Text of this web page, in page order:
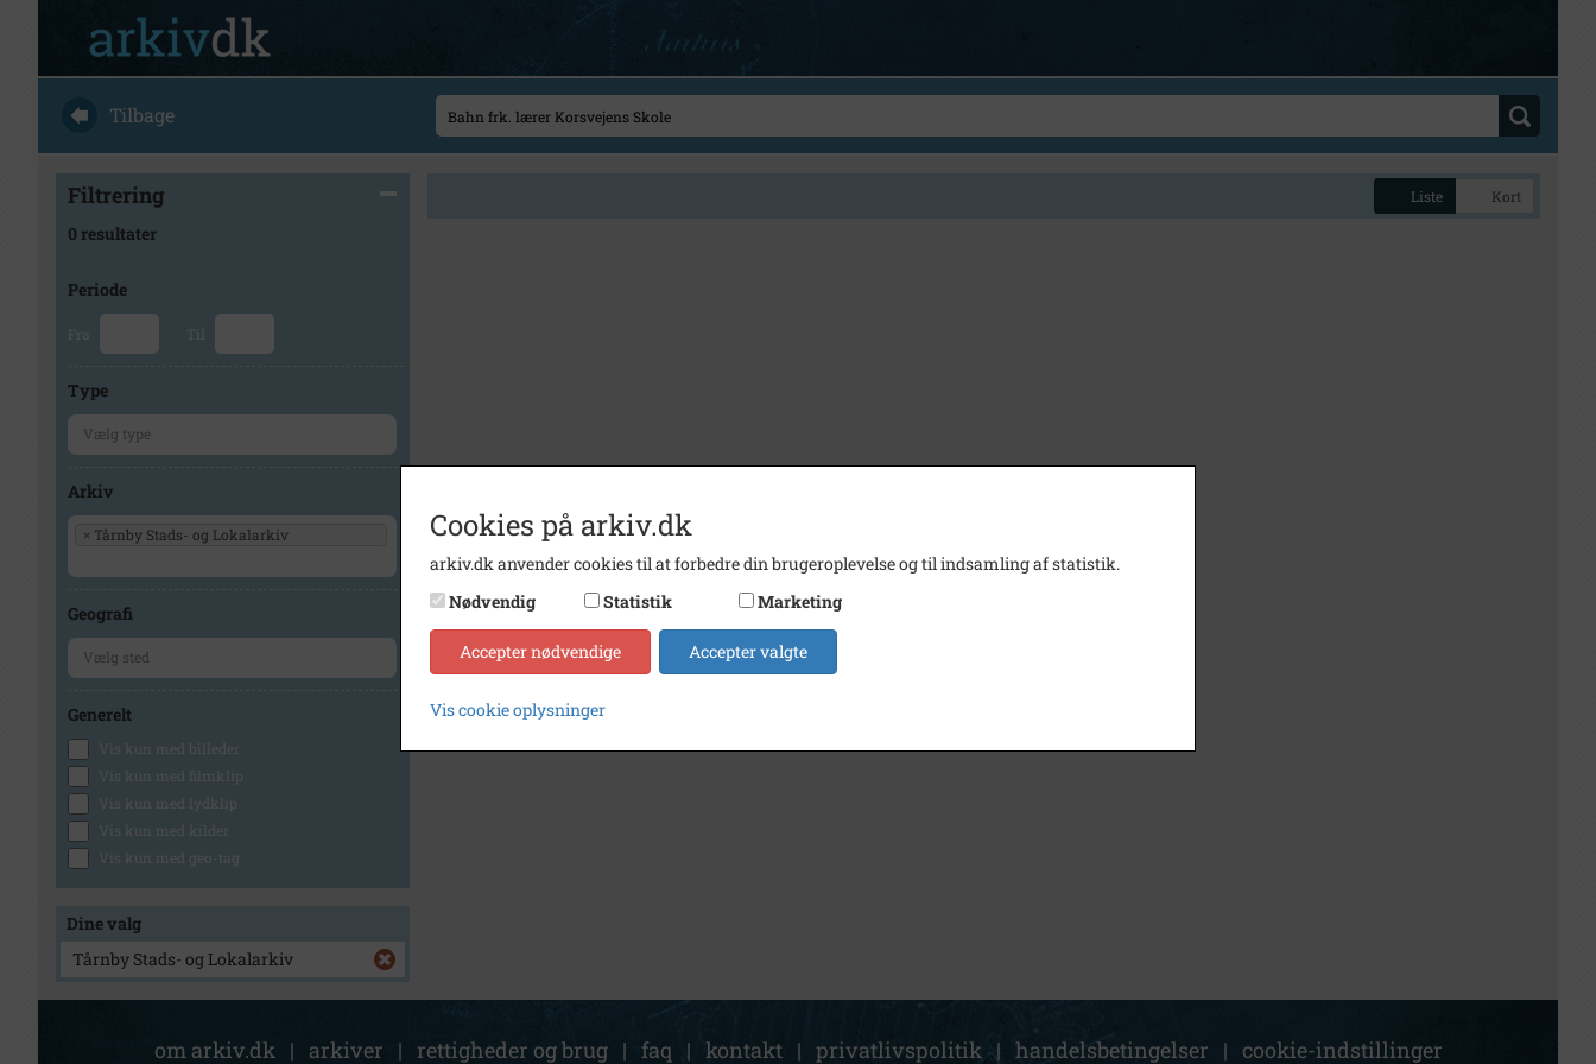
Tilbage
Filtrering
0 resultater
Periode
Fra Til
Type
Arkiv
× Tårnby Stads- og Lokalarkiv
Geografi
Generelt
Vis kun med billeder
Vis kun med filmklip
Vis kun med lydklip
Vis kun med kilder
Vis kun med geo-tag
Dine valg
Tårnby Stads- og Lokalarkiv
Liste Kort
om arkiv.dk | arkiver | rettigheder og brug | faq | kontakt | privatlivspolitik | handelsbetingelser | cookie-indstillinger
Cookies på arkiv.dk
arkiv.dk anvender cookies til at forbedre din brugeroplevelse og til indsamling af statistik.
Nødvendig
Statistik Marketing
Accepter nødvendige Accepter valgte
Vis cookie oplysninger